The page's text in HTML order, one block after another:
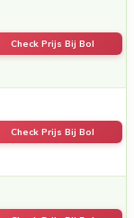
Check Prijs Bij Bol
Check Prijs Bij Bol